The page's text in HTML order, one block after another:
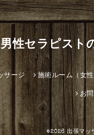
男性セラピスト
サージ 施術ルーム（女
お
©2026出張マ